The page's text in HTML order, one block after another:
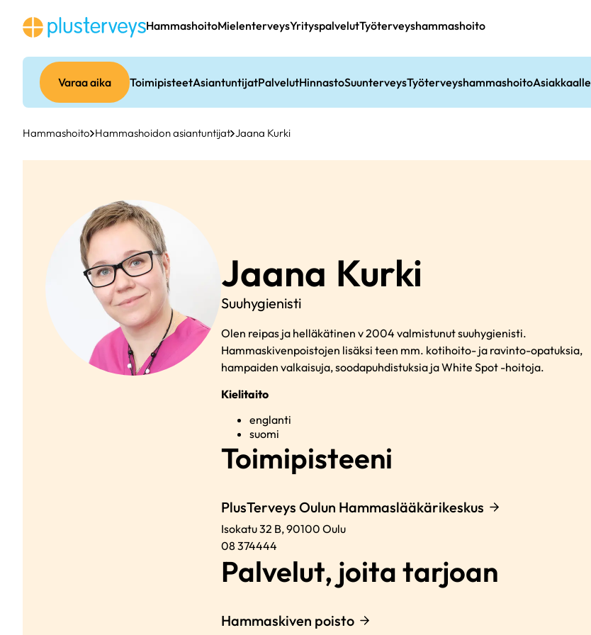
sisältöön
Hammashoito
Varaa aika ToimipisteetAsiantuntijatPalvelutHinnastoSuunterveysTyöterveyshammashoitoAsiakkaalle
MielenterveysYrityspalvelutTyöterveyshammashoito
Hammashoito Hammashoidon asiantuntijat Jaana Kurki
Jaana Kurki
Suuhygienisti
Olen reipas ja helläkätinen v 2004 valmistunut suuhygienisti.
Hammaskivenpoistojen lisäksi teen mm. kotihoito- ja ravinto-opatuksia,
hampaiden valkaisuja, soodapuhdistuksia ja White Spot -hoitoja.
Kielitaito
englanti
suomi
Toimipisteeni
PlusTerveys Oulun Hammaslääkärikeskus
Isokatu 32 B,90100 Oulu
08 374444
Palvelut, joita tarjoan
Hammaskiven poisto